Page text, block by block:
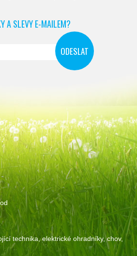
A SLEVY E-MAILEM?
technika, elektrické ohradníky, chov,